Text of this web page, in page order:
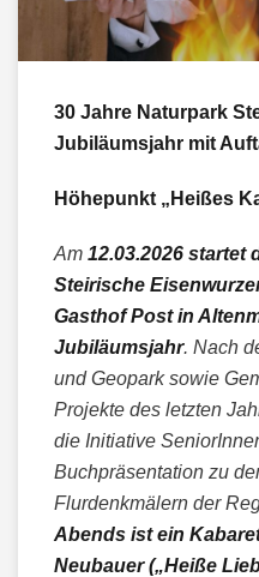
30 Jahre Naturpark
Jubiläumsjahr mit
Höhepunkt „Heißes
Am 12.03.2026 startet
Steirische
Gasthof Post in
Jubiläumsjahr. Nach
und Geopark sowie
Projekte des letzten
die Initiative
Buchpräsentation zu
Flurdenkmälern der
Abends ist ein
Neubauer („Heiße